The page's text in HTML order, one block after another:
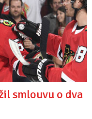
smlouvu o dva